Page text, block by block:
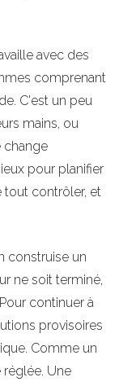
avec des
comprenant
C'est un peu
mains, ou
change
pour planifier
tout contrôler, et
construise un
ne soit terminé,
continuer à
provisoires
Comme un
Une